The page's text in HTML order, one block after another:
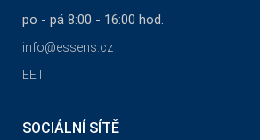
po - pá 8:00 - 16:00 hod.
info@essens.cz
EET
SOCIÁLNÍ SÍTĚ